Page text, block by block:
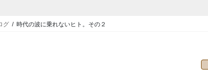
グ 時代の波に乗れないヒト。その２